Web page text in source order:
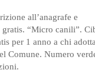
all’anagrafe e
“Micro canili”.
per 1 anno a chi
Comune. Numero